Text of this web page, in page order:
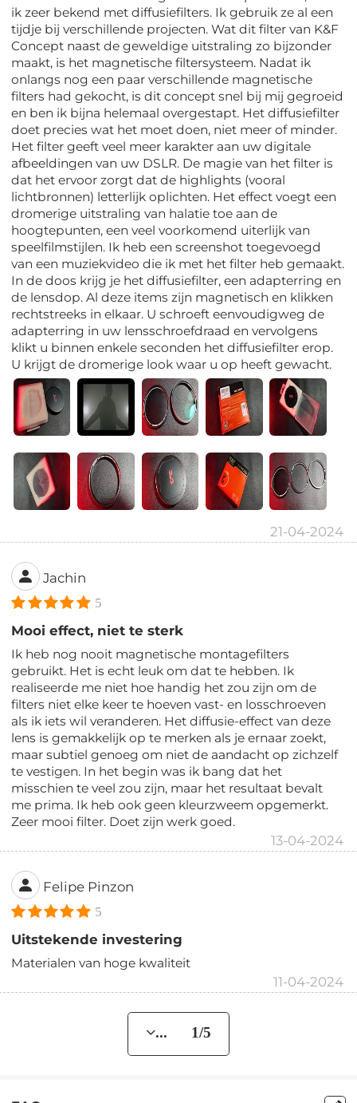
ik zeer bekend met diffusiefilters. Ik gebruik ze al een
tijdje bij verschillende projecten. Wat dit filter van K&F
Concept naast de geweldige uitstraling zo bijzonder
maakt, is het magnetische filtersysteem. Nadat ik
onlangs nog een paar verschillende magnetische
filters had gekocht, is dit concept snel bij mij gegroeid
en ben ik bijna helemaal overgestapt. Het diffusiefilter
doet precies wat het moet doen, niet meer of minder.
Het filter geeft veel meer karakter aan uw digitale
afbeeldingen van uw DSLR. De magie van het filter is
dat het ervoor zorgt dat de highlights (vooral
lichtbronnen) letterlijk oplichten. Het effect voegt een
dromerige uitstraling van halatie toe aan de
hoogtepunten, een veel voorkomend uiterlijk van
speelfilmstijlen. Ik heb een screenshot toegevoegd
van een muziekvideo die ik met het filter heb gemaakt.
In de doos krijg je het diffusiefilter, een adapterring en
de lensdop. Al deze items zijn magnetisch en klikken
rechtstreeks in elkaar. U schroeft eenvoudigweg de
adapterring in uw lensschroefdraad en vervolgens
klikt u binnen enkele seconden het diffusiefilter erop.
U krijgt de dromerige look waar u op heeft gewacht.
21-04-2024
Jachin
5
Mooi effect, niet te sterk
Ik heb nog nooit magnetische montagefilters
gebruikt. Het is echt leuk om dat te hebben. Ik
realiseerde me niet hoe handig het zou zijn om de
filters niet elke keer te hoeven vast- en losschroeven
als ik iets wil veranderen. Het diffusie-effect van deze
lens is gemakkelijk op te merken als je ernaar zoekt,
maar subtiel genoeg om niet de aandacht op zichzelf
te vestigen. In het begin was ik bang dat het
misschien te veel zou zijn, maar het resultaat bevalt
me prima. Ik heb ook geen kleurzweem opgemerkt.
Zeer mooi filter. Doet zijn werk goed.
13-04-2024
Felipe Pinzon
5
Uitstekende investering
Materialen van hoge kwaliteit
11-04-2024
... 1/5